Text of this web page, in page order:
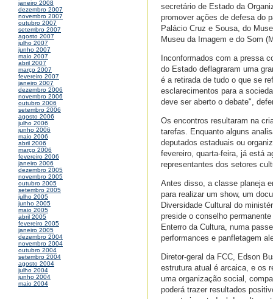
janeiro 2008
dezembro 2007
novembro 2007
outubro 2007
setembro 2007
agosto 2007
julho 2007
junho 2007
maio 2007
abril 2007
março 2007
fevereiro 2007
janeiro 2007
dezembro 2006
novembro 2006
outubro 2006
setembro 2006
agosto 2006
julho 2006
junho 2006
maio 2006
abril 2006
março 2006
fevereiro 2006
janeiro 2006
dezembro 2005
novembro 2005
outubro 2005
setembro 2005
julho 2005
junho 2005
maio 2005
abril 2005
fevereiro 2005
janeiro 2005
dezembro 2004
novembro 2004
outubro 2004
setembro 2004
agosto 2004
julho 2004
junho 2004
maio 2004
secretário de Estado da
promover ações de defesa do
Palácio Cruz e Sousa, do
Museu da Imagem e do Som
Inconformados com a pressa
do Estado deflagraram uma
é a retirada de tudo o que se
esclarecimentos para a
deve ser aberto o debate",
Os encontros resultaram na
tarefas. Enquanto alguns
deputados estaduais ou
fevereiro, quarta-feira, já está
representantes dos setores
Antes disso, a classe planeja
para realizar um show, um
Diversidade Cultural do
preside o conselho
Enterro da Cultura, numa
performances e panfletagem
Diretor-geral da FCC, Edson
estrutura atual é arcaica, e os
uma organização social,
poderá trazer resultados